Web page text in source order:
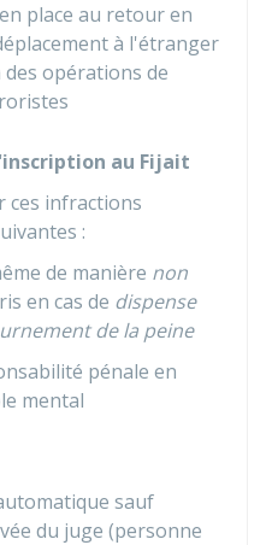
place au retour en
à l'étranger
opérations de
au Fijait
ces infractions
:
de manière non
en cas de dispense
de la peine
pénale en
mental
sauf
du juge (personne